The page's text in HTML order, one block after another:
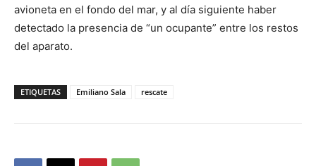
avioneta en el fondo del mar, y al día siguiente haber
detectado la presencia de “un ocupante” entre los restos
del aparato.
ETIQUETAS Emiliano Sala rescate